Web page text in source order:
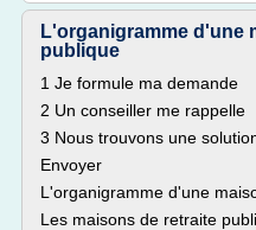
L'organigramme d'une
publique
1 Je formule ma demande
2 Un conseiller me rappelle
3 Nous trouvons une
Envoyer
L'organigramme d'une
Les maisons de retraite